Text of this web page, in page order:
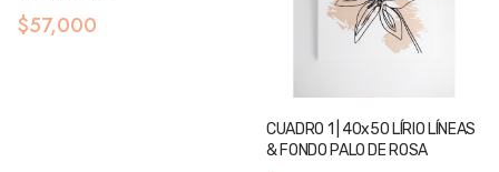
$57,000
CUADRO 1 | 40x50 LÍRIO LÍNEAS
& FONDO PALO DE ROSA